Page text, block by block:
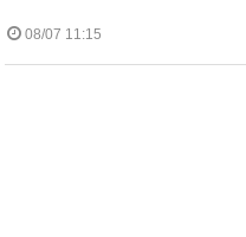
08/07 11:15